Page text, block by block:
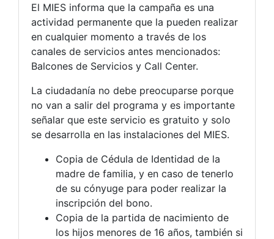
El MIES informa que la campaña es una
actividad permanente que la pueden realizar
en cualquier momento a través de los
canales de servicios antes mencionados:
Balcones de Servicios y Call Center.
La ciudadanía no debe preocuparse porque
no van a salir del programa y es importante
señalar que este servicio es gratuito y solo
se desarrolla en las instalaciones del MIES.
Copia de Cédula de Identidad de la
madre de familia, y en caso de tenerlo
de su cónyuge para poder realizar la
inscripción del bono.
Copia de la partida de nacimiento de
los hijos menores de 16 años, también si